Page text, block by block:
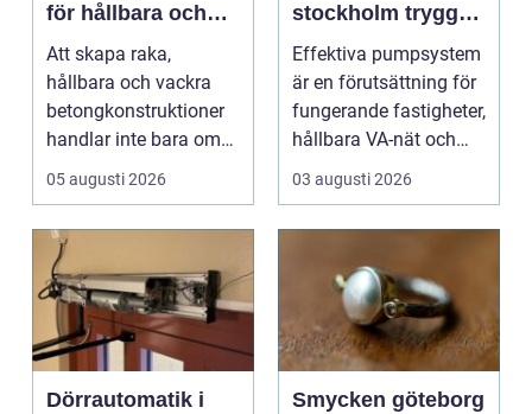
för hållbara och
precisa
konstruktioner
Att skapa raka,
hållbara och vackra
betongkonstruktioner
handlar inte bara om
rätt betongrecept elle...
05 augusti 2026
stockholm trygg
drift utan avbrott
Effektiva pumpsystem
är en förutsättning för
fungerande fastigheter,
hållbara VA-nät och
trygg hante...
03 augusti 2026
Dörrautomatik i
Smycken göteborg